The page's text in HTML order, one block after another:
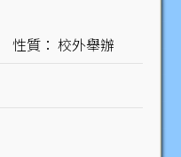
性質： 校外舉辦